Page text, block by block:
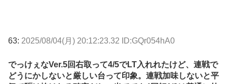
63: 2025/08/04(月) 20:12:23.32 ID:GQr054hA0
でっけぇなVer.5回右取って4/5でLT入れれたけど、連戦で
どうにかしないと厳しい台って印象。連戦加味しないと平